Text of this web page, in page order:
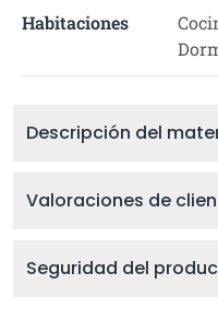
Habitaciones
Descripción del
Valoraciones de
Seguridad del